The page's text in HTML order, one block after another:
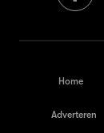
Home
Adverteren